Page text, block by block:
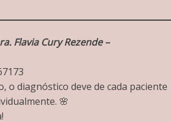
Flavia Cury Rezende –
o diagnóstico deve de cada paciente
🌸